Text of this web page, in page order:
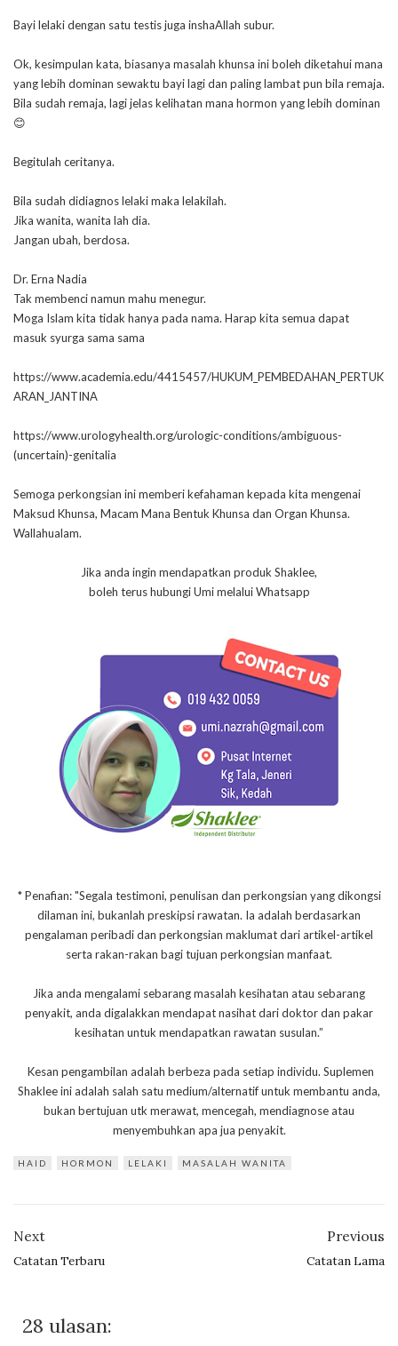
Bayi lelaki dengan satu testis juga inshaAllah subur.
Ok, kesimpulan kata, biasanya masalah khunsa ini boleh diketahui mana
yang lebih dominan sewaktu bayi lagi dan paling lambat pun bila remaja.
Bila sudah remaja, lagi jelas kelihatan mana hormon yang lebih dominan
😊
Begitulah ceritanya.
Bila sudah didiagnos lelaki maka lelakilah.
Jika wanita, wanita lah dia.
Jangan ubah, berdosa.
Dr. Erna Nadia
Tak membenci namun mahu menegur.
Moga Islam kita tidak hanya pada nama. Harap kita semua dapat
masuk syurga sama sama
https://www.academia.edu/4415457/HUKUM_PEMBEDAHAN_PERTUK
ARAN_JANTINA
https://www.urologyhealth.org/urologic-conditions/ambiguous-
(uncertain)-genitalia
Semoga perkongsian ini memberi kefahaman kepada kita mengenai
Maksud Khunsa, Macam Mana Bentuk Khunsa dan Organ Khunsa.
Wallahualam.
Jika anda ingin mendapatkan produk Shaklee,
boleh terus hubungi Umi melalui Whatsapp
* Penafian: "Segala testimoni, penulisan dan perkongsian yang dikongsi
dilaman ini, bukanlah preskipsi rawatan. Ia adalah berdasarkan
pengalaman peribadi dan perkongsian maklumat dari artikel-artikel
serta rakan-rakan bagi tujuan perkongsian manfaat.
Jika anda mengalami sebarang masalah kesihatan atau sebarang
penyakit, anda digalakkan mendapat nasihat dari doktor dan pakar
kesihatan untuk mendapatkan rawatan susulan.”
Kesan pengambilan adalah berbeza pada setiap individu. Suplemen
Shaklee ini adalah salah satu medium/alternatif untuk membantu anda,
bukan bertujuan utk merawat, mencegah, mendiagnose atau
menyembuhkan apa jua penyakit.
HAID HORMON LELAKI MASALAH WANITA
Next
Catatan Terbaru
Previous
Catatan Lama
28 ulasan: